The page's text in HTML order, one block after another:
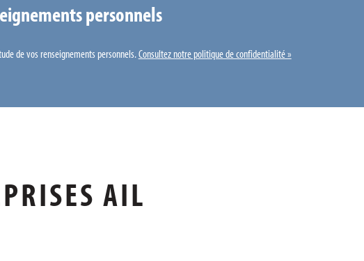
personnels
de vos renseignements personnels.Consultez notre politique de confidentialité »
AIL